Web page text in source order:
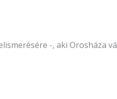
-, aki Orosháza